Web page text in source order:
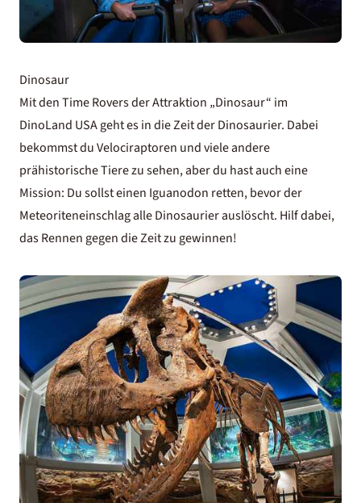
Dinosaur
Mit den Time Rovers der Attraktion „Dinosaur“ im
DinoLand USA geht es in die Zeit der Dinosaurier. Dabei
bekommst du Velociraptoren und viele andere
prähistorische Tiere zu sehen, aber du hast auch eine
Mission: Du sollst einen Iguanodon retten, bevor der
Meteoriteneinschlag alle Dinosaurier auslöscht. Hilf dabei,
das Rennen gegen die Zeit zu gewinnen!